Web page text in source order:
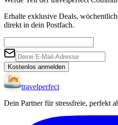
Erhalte exklusive Deals,
direkt in dein Postfach.
Kostenlos anmelden
travelperfect
Dein Partner für stressfreie, perfekt